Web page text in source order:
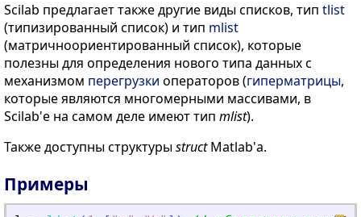
Scilab предлагает также другие виды списков, тип tlist
(типизированный список) и тип mlist
(матричноориентированный список), которые
полезны для определения нового типа данных с
механизмом перегрузки операторов (гиперматрицы,
которые являются многомерными массивами, в
Scilab'е на самом деле имеют тип mlist).
Также доступны структурыstructMatlab'а.
Примеры